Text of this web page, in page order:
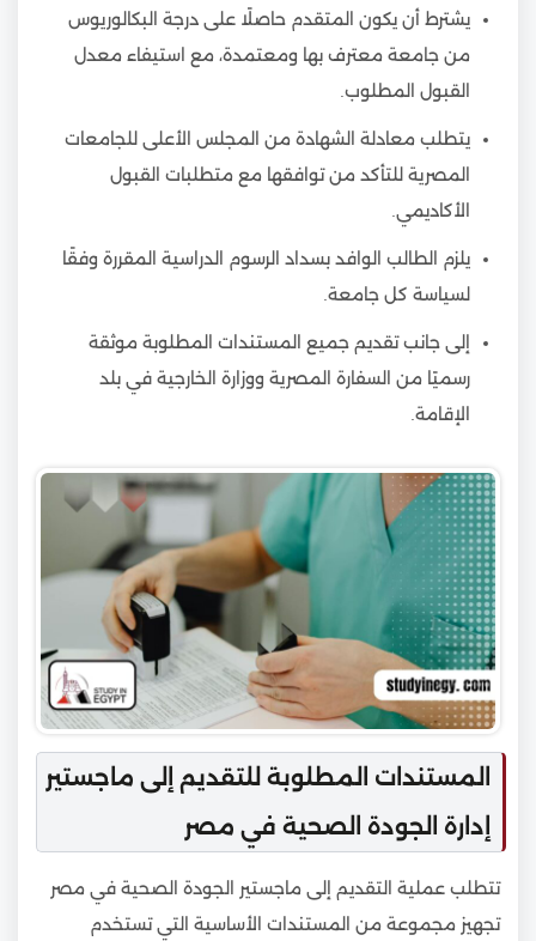
يشترط أن يكون المتقدم حاصلًا على درجة البكالوريوس
من جامعة معترف بها ومعتمدة، مع استيفاء معدل
القبول المطلوب.
يتطلب معادلة الشهادة من المجلس الأعلى للجامعات
المصرية للتأكد من توافقها مع متطلبات القبول
الأكاديمي.
يلزم الطالب الوافد بسداد الرسوم الدراسية المقررة وفقًا
لسياسة كل جامعة.
إلى جانب تقديم جميع المستندات المطلوبة موثقة
رسميًا من السفارة المصرية ووزارة الخارجية في بلد
الإقامة.
المستندات المطلوبة للتقديم إلى ماجستير
إدارة الجودة الصحية في مصر
تتطلب عملية التقديم إلى ماجستير الجودة الصحية في مصر
تجهيز مجموعة من المستندات الأساسية التي تستخدم